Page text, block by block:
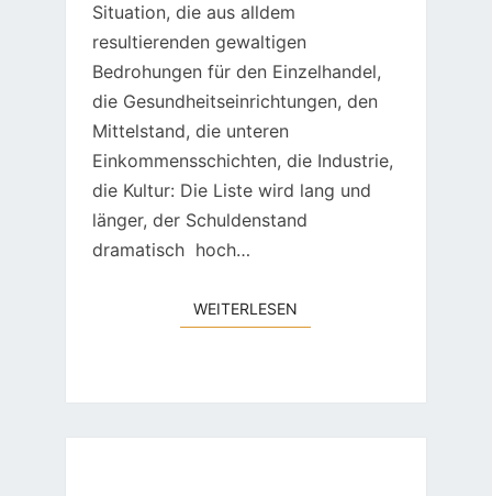
Situation, die aus alldem
resultierenden gewaltigen
Bedrohungen für den Einzelhandel,
die Gesundheitseinrichtungen, den
Mittelstand, die unteren
Einkommensschichten, die Industrie,
die Kultur: Die Liste wird lang und
länger, der Schuldenstand
dramatisch hoch…
WEITERLESEN